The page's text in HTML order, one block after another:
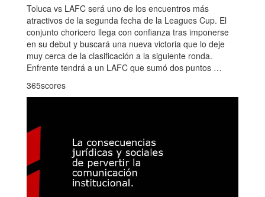
Toluca vs LAFC será uno de los encuentros más
atractivos de la segunda fecha de la Leagues Cup. El
conjunto choricero llega con confianza tras imponerse
en su debut y buscará una nueva victoria que lo deje
muy cerca de la clasificación a la siguiente ronda.
Enfrente tendrá a un LAFC que sumó dos puntos …
365scores